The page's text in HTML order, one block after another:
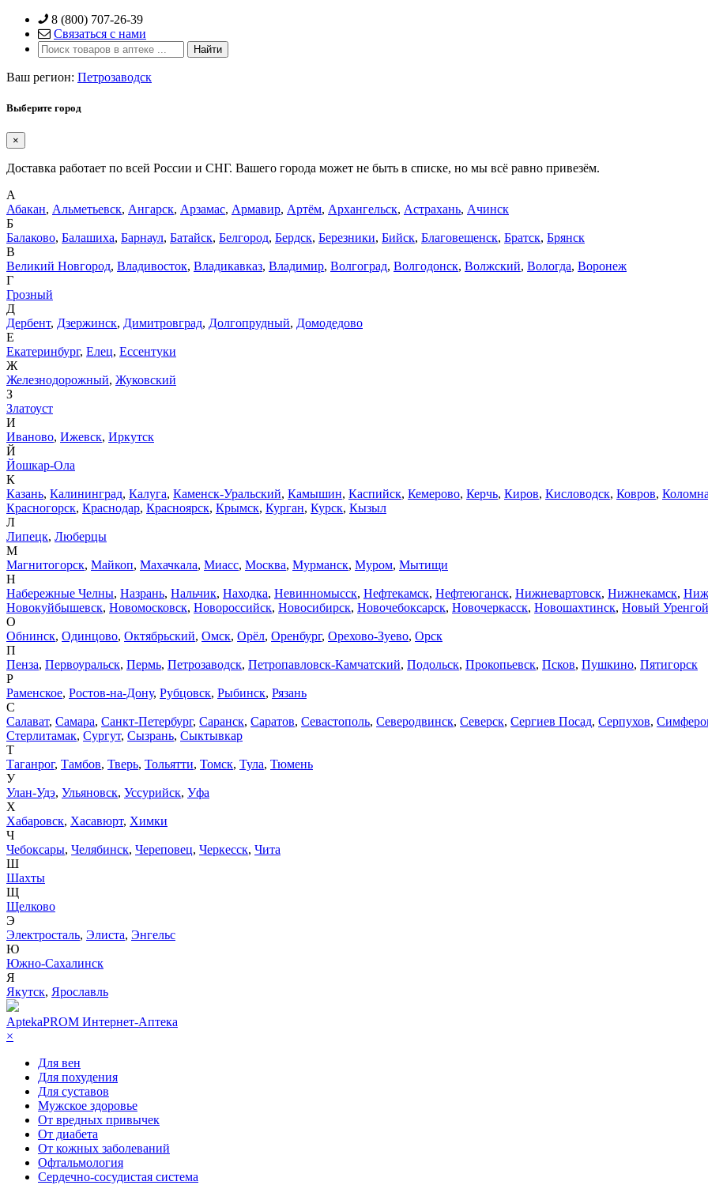
Skip
content
8 (800) 707-26-39
Связаться с нами
Ваш регион: Петрозаводск
Выберите город
×
Доставка работает по всей России и СНГ. Вашего города может не быть в списке, но мы всё равно привезём.
А
Абакан, Альметьевск, Ангарск, Арзамас, Армавир, Артём, Архангельск, Астрахань, Ачинск
Б
Балаково, Балашиха, Барнаул, Батайск, Белгород, Бердск, Березники, Бийск, Благовещенск, Братск, Брянск
В
Великий Новгород, Владивосток, Владикавказ, Владимир, Волгоград, Волгодонск, Волжский, Вологда, Воронеж
Г
Грозный
Д
Дербент, Дзержинск, Димитровград, Долгопрудный, Домодедово
Е
Екатеринбург, Елец, Ессентуки
Ж
Железнодорожный, Жуковский
З
Златоуст
И
Иваново, Ижевск, Иркутск
Й
Йошкар-Ола
К
Казань, Калининград, Калуга, Каменск-Уральский, Камышин, Каспийск, Кемерово, Керчь, Киров, Кисловодск, Ковров, Коломна
Красногорск, Краснодар, Красноярск, Крымск, Курган, Курск, Кызыл
Л
Липецк, Люберцы
М
Магнитогорск, Майкоп, Махачкала, Миасс, Москва, Мурманск, Муром, Мытищи
Н
Набережные Челны, Назрань, Нальчик, Находка, Невинномысск, Нефтекамск, Нефтеюганск, Нижневартовск, Нижнекамск,
Новокуйбышевск, Новомосковск, Новороссийск, Новосибирск, Новочебоксарск, Новочеркасск, Новошахтинск, Новый Уренгой
О
Обнинск, Одинцово, Октябрьский, Омск, Орёл, Оренбург, Орехово-Зуево, Орск
П
Пенза, Первоуральск, Пермь, Петрозаводск, Петропавловск-Камчатский, Подольск, Прокопьевск, Псков, Пушкино, Пятигорск
Р
Раменское, Ростов-на-Дону, Рубцовск, Рыбинск, Рязань
С
Салават, Самара, Санкт-Петербург, Саранск, Саратов, Севастополь, Северодвинск, Северск, Сергиев Посад, Серпухов,
Стерлитамак, Сургут, Сызрань, Сыктывкар
Т
Таганрог, Тамбов, Тверь, Тольятти, Томск, Тула, Тюмень
У
Улан-Удэ, Ульяновск, Уссурийск, Уфа
Х
Хабаровск, Хасавюрт, Химки
Ч
Чебоксары, Челябинск, Череповец, Черкесск, Чита
Ш
Шахты
Щ
Щелково
Э
Электросталь, Элиста, Энгельс
Ю
Южно-Сахалинск
Я
Якутск, Ярославль
AptekaPROM Интернет-Аптека
×
Для вен
Для похудения
Для суставов
Мужское здоровье
От вредных привычек
От диабета
От кожных заболеваний
Офтальмология
Сердечно-сосудистая система